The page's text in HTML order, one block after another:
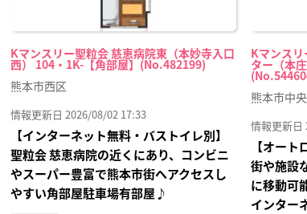
Kマンスリー聖粒会 慈恵病院東（本妙寺入口
西） 104・1K-【角部屋】(No.482199)
熊本市西区
情報更新日 2026/08/02 17:33
【インターネット無料・バストイレ別】
聖粒会 慈恵病院の近くにあり、コンビニ
やスーパー豊富で熊本市街へアクセスし
やすい角部屋駐車場有部屋♪
Kマンス
ター（本
熊本市中
情報更新日
【オー
街や施設
に移動可
インター